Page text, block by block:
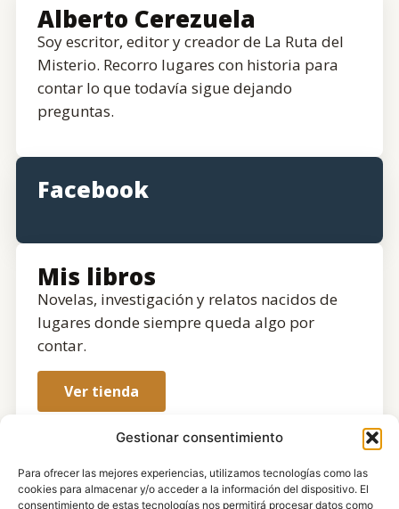
Gestionar consentimiento
Para ofrecer las mejores experiencias, utilizamos tecnologías como las
cookies para almacenar y/o acceder a la información del dispositivo. El
consentimiento de estas tecnologías nos permitirá procesar datos como
Alberto Cerezuela
Soy escritor, editor y creador de La Ruta del
Misterio. Recorro lugares con historia para
contar lo que todavía sigue dejando
preguntas.
Facebook
Mis libros
Novelas, investigación y relatos nacidos de
lugares donde siempre queda algo por
contar.
Ver tienda